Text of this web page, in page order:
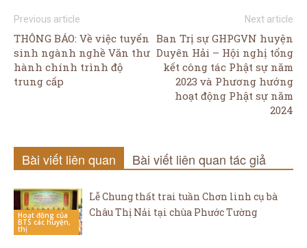
Previous article
THÔNG BÁO: Về việc tuyển
sinh ngành nghề Văn thư
hành chính trình độ
trung cấp
Next article
Ban Trị sự GHPGVN huyện
Duyên Hải – Hội nghị tổng
kết công tác Phật sự năm
2023 và Phương hướng
hoạt động Phật sự năm
2024
Bài viết liên quan Bài viết liên quan tác giả
Hoạt động của
BTS các huyện,
thị
Lễ Chung thất trai tuần Chơn linh cụ bà
Châu Thị Nải tại chùa Phước Tường